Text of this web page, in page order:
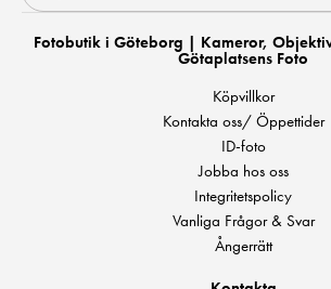
Fotobutik i Göteborg | Kameror,
Götaplatsens Foto
Köpvillkor
Kontakta oss/ Öppettider
ID-foto
Jobba hos oss
Integritetspolicy
Vanliga Frågor & Svar
Ångerrätt